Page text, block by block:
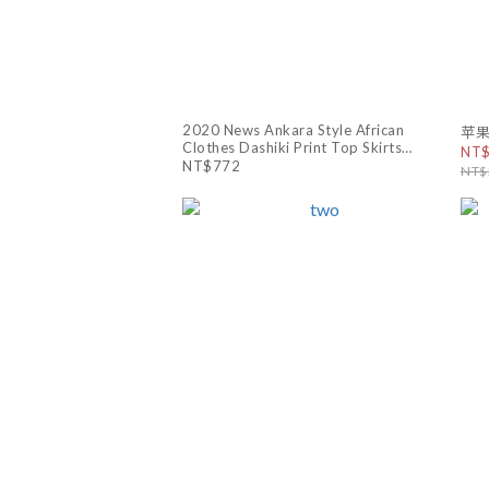
2020 News Ankara Style African
Clothes Dashiki Print Top Skirts
Fashion Feather Party African Dresses
NT$772
苹果